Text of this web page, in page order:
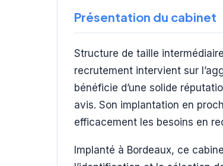
Présentation du cabinet
Structure de taille
recrutement intervient sur
bénéficie d’une solide
avis. Son implantation en
efficacement les besoins en
Implanté à Bordeaux, ce